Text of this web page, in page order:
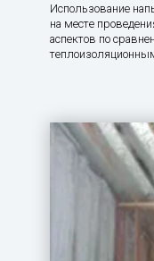
Использование
на месте
аспектов по